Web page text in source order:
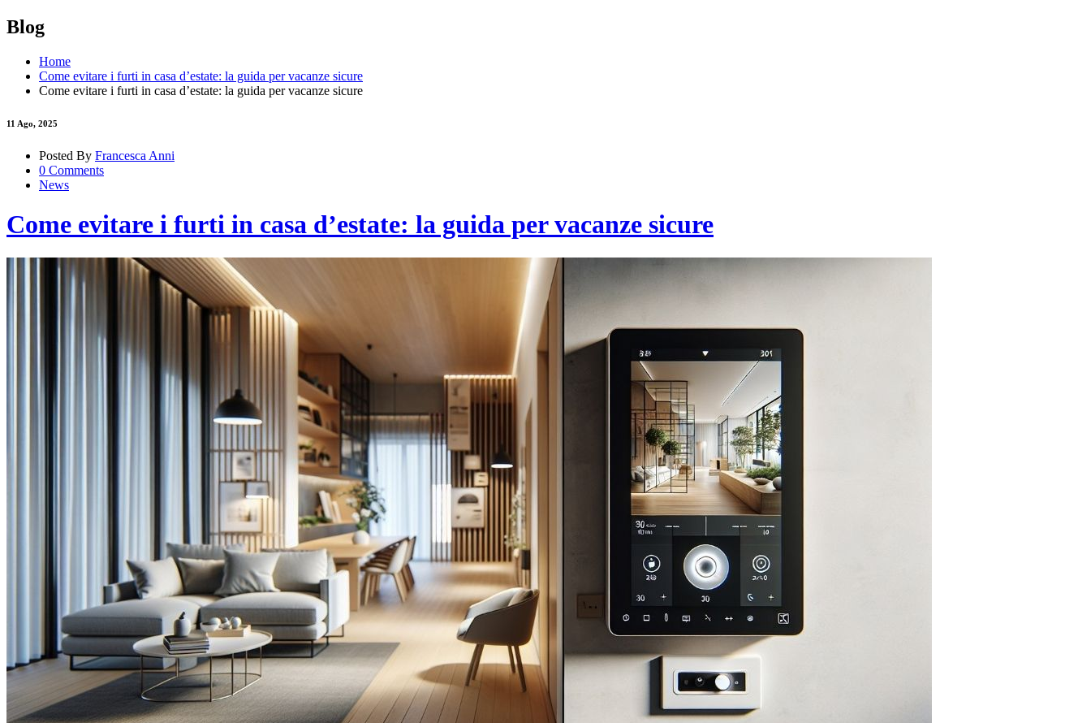
Blog
Home
Come evitare i furti in casa d’estate: la guida per vacanze sicure
Come evitare i furti in casa d’estate: la guida per vacanze sicure
11 Ago, 2025
Posted By Francesca Anni
0 Comments
News
Come evitare i furti in casa d’estate: la guida per vacanze sicure